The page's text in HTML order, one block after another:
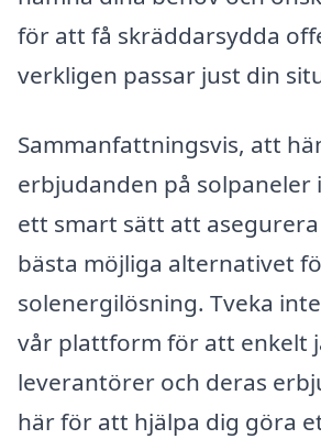
för att få skräddarsydda
verkligen passar just din
Sammanfattningsvis, att
erbjudanden på solpaneler
ett smart sätt att
bästa möjliga alternativet
solenergilösning. Tveka
vår plattform för att enkelt
leverantörer och deras
här för att hjälpa dig göra